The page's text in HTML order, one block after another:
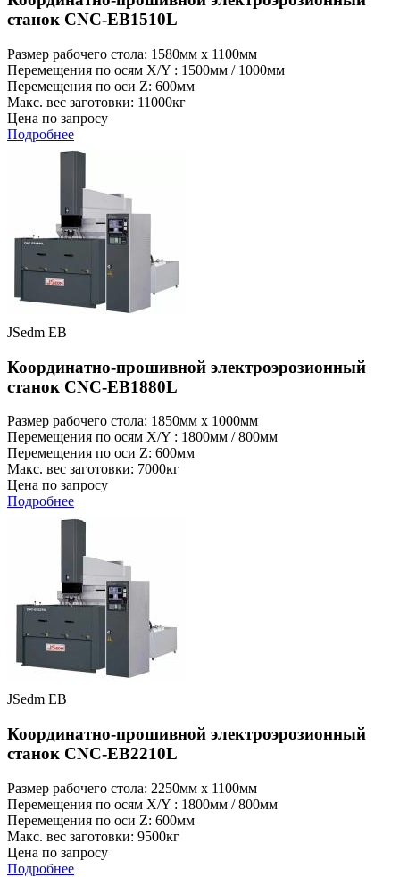
станок CNC-EB1510L
Размер рабочего стола: 1580мм x 1100мм
Перемещения по осям X/Y : 1500мм / 1000мм
Перемещения по оси Z: 600мм
Макс. вес заготовки: 11000кг
Цена по запросу
Подробнее
JSedm EB
Координатно-прошивной электроэрозионный
станок CNC-EB1880L
Размер рабочего стола: 1850мм x 1000мм
Перемещения по осям X/Y : 1800мм / 800мм
Перемещения по оси Z: 600мм
Макс. вес заготовки: 7000кг
Цена по запросу
Подробнее
JSedm EB
Координатно-прошивной электроэрозионный
станок CNC-EB2210L
Размер рабочего стола: 2250мм x 1100мм
Перемещения по осям X/Y : 1800мм / 800мм
Перемещения по оси Z: 600мм
Макс. вес заготовки: 9500кг
Цена по запросу
Подробнее